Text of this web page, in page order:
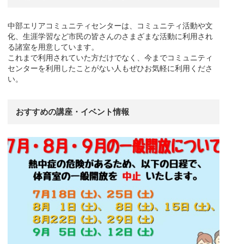
中部エリアコミュニティセンターは、コミュニティ活動や文
化、生涯学習など市民の皆さんのさまざまな活動に利用され
る諸室を用意しています。
これまで利用されていた方だけでなく、今までコミュニティ
センターを利用したことがない人もぜひお気軽に利用くださ
い。
おすすめの講座・イベント情報